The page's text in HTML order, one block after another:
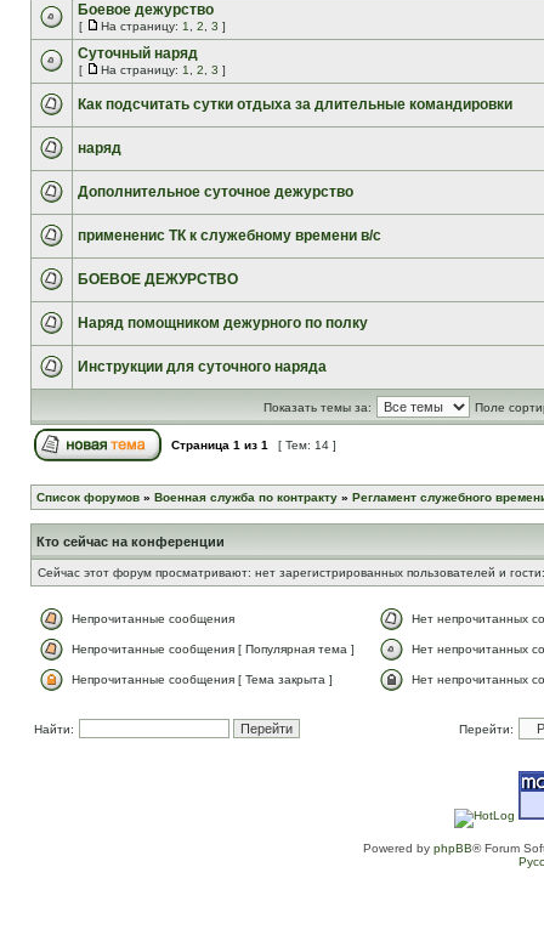
Боевое дежурство
[ На страницу: 1 2 3 ]
Суточный наряд
[ На страницу: 1 2 3 ]
Как подсчитать сутки отдыха за длительные командировки
наряд
Дополнительное суточное дежурство
примененис ТК к служебному времени в/с
БОЕВОЕ ДЕЖУРСТВО
Наряд помощником дежурного по полку
Инструкции для суточного наряда
Показать темы за: Поле
Страница 1 из 1 [ Тем: 14 ]
Список форумов » Военная служба по контракту » Регламент служебного
Кто сейчас на конференции
Сейчас этот форум просматривают: нет зарегистрированных пользователей и
Непрочитанные сообщения Нет непрочитанных
Непрочитанные сообщения [ Популярная тема ] Нет непрочитанных
Непрочитанные сообщения [ Тема закрыта ] Нет непрочитанных
Найти: Перейти:
Powered by phpBB® Forum